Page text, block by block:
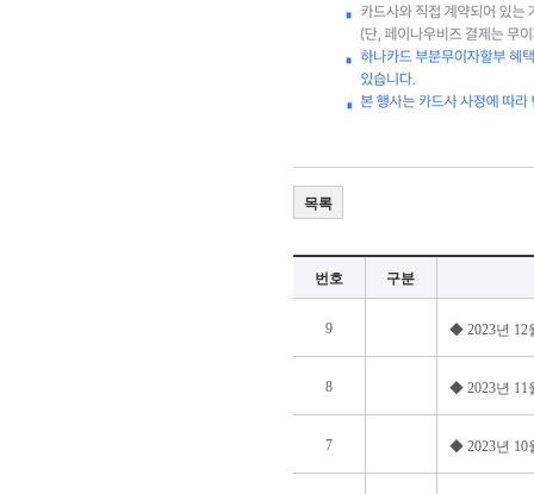
목록
번호 구분
9 ◆ 2023년 12
8 ◆ 2023년 11
7 ◆ 2023년 10